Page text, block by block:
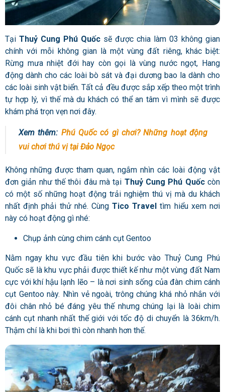
Tại Thuỷ Cung Phú Quốc sẽ được chia làm 03 không gian
chính với mỗi không gian là một vùng đất riêng, khác biệt:
Rừng mưa nhiệt đới hay còn gọi là vùng nước ngọt, Hang
động dành cho các loài bò sát và đại dương bao la dành cho
các loài sinh vật biển. Tất cả đều được sắp xếp theo một trình
tự hợp lý, vì thế mà du khách có thể an tâm vì mình sẽ được
khám phá trọn vẹn nơi đây.
Xem thêm: Phú Quốc có gì chơi? Những hoạt động
vui chơi thú vị tại Đảo Ngọc
Không những được tham quan, ngắm nhìn các loài động vật
đơn giản như thế thôi đâu mà tại Thuỷ Cung Phú Quốccòn
có một số những hoạt động trải nghiệm thú vị mà du khách
nhất định phải thử nhé. CùngTico Travel tìm hiểu xem nơi
này có hoạt động gì nhé:
Chụp ảnh cùng chim cánh cụt Gentoo
Nằm ngay khu vực đầu tiên khi bước vào Thuỷ Cung Phú
Quốc sẽ là khu vực phải được thiết kế như một vùng đất Nam
cực với khí hậu lạnh lẽo – là nơi sinh sống của đàn chim cánh
cụt Gentoo này. Nhìn vẻ ngoài, trông chúng khá nhỏ nhắn với
đôi chân nhỏ bé đáng yêu thế nhưng chúng lại là loài chim
cánh cụt nhanh nhất thế giới với tốc độ di chuyển là 36km/h.
Thậm chí là khi bơi thì còn nhanh hơn thế.